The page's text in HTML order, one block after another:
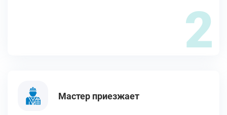
2
Мастер приезжает